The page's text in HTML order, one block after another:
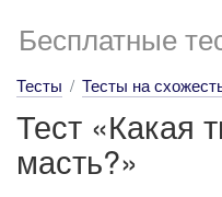
Бесплатные
Тесты Тесты на
Тест «Какая
масть?»